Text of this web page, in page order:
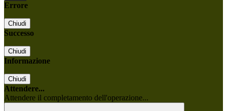
Errore
Chiudi
Successo
Chiudi
Informazione
Chiudi
Attendere...
Attendere il completamento dell'operazione...